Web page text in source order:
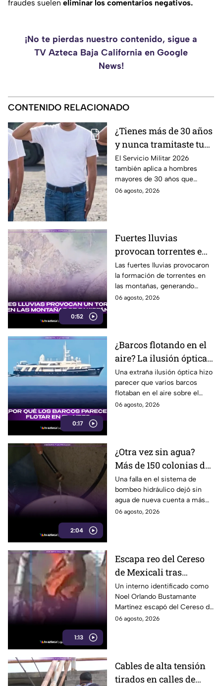
fraudes suelen eliminar los comentarios negativos.
¡No te pierdas nuestro contenido, sigue a
TV Azteca Baja California en Google
News!
CONTENIDO RELACIONADO
¿Tienes más de 30 años
y nunca tramitaste tu
cartilla militar? Te
pueden llamar para
hacer servicio en Baja
California
El Servicio Militar 2026
también aplica a hombres
mayores de 30 años que
nunca tramitaron su cartilla. Te
06 agosto, 2026
0:52
Fuertes lluvias
provocan torrentes e
inundaciones en una
región montañosa
Las fuertes lluvias provocaron
la formación de torrentes en
las montañas, generando
inundaciones y afectaciones
06 agosto, 2026
0:17
¿Barcos flotando en el
aire? La ilusión óptica
que sorprendió a
usuarios en redes
sociales
Una extraña ilusión óptica hizo
parecer que varios barcos
flotaban en el aire sobre el
mar, pero el fenómeno fue
06 agosto, 2026
2:04
¿Otra vez sin agua?
Más de 150 colonias de
Tijuana enfrentan
cortes por falla de
CESPT
Una falla en el sistema de
bombeo hidráulico dejó sin
agua de nueva cuenta a más
de 150 colonias de Tijuana,
06 agosto, 2026
1:13
Escapa reo del Cereso
de Mexicali tras
audiencia inicial; fue
localizado horas
después
Un interno identificado como
Noel Orlando Bustamante
Martínez escapó del Cereso de
Mexicali tras una audiencia
06 agosto, 2026
Cables de alta tensión
tirados en calles de